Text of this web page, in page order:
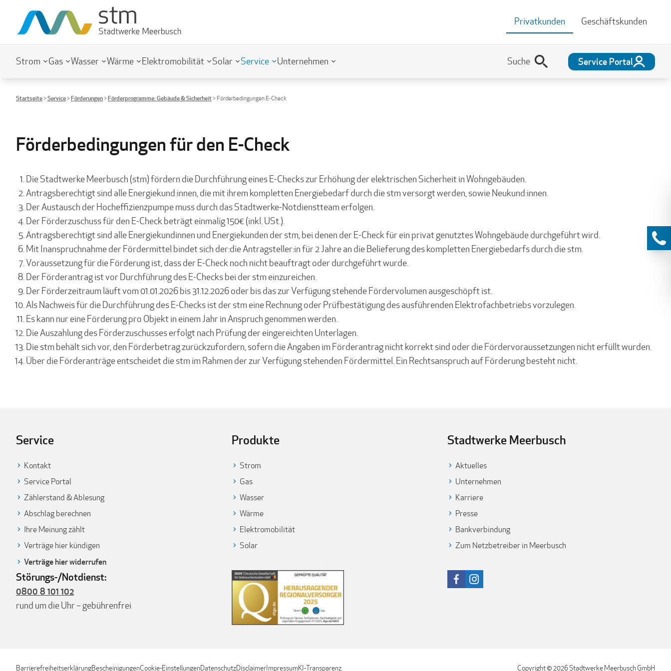
Privatkunden Geschäftskunden
Strom Gas Wasser Wärme Elektromobilität Solar Service Unternehmen Service Portal
Startseite>Service>Förderungen>Förderprogramme: Gebäude & Sicherheit> Förderbedingungen E-Check
Förderbedingungen für den E-Check
Die Stadtwerke Meerbusch (stm) fördern die Durchführung eines E-Checks zur Erhöhung der elektrischen Sicherheit in Wohngebäuden.
Antragsberechtigt sind alle Energiekund:innen, die mit ihrem kompletten Energiebedarf durch die stm versorgt werden, sowie Neukund:innen.
Der Austausch der Hocheffizienzpumpe muss durch das Stadtwerke-Notdienstteam erfolgen.
Der Förderzuschuss für den E-Check beträgt einmalig 150€ (inkl. USt.).
Antragsberechtigt sind alle Energiekundinnen und Energiekunden der stm, bei denen der E-Check für ein privat genutztes Wohngebäude durchgeführt wird.
Mit Inanspruchnahme der Fördermittel bindet sich der:die Antragsteller:in für 2 Jahre an die Belieferung des kompletten Energiebedarfs durch die stm.
Voraussetzung für die Förderung ist, dass der E-Check noch nicht beauftragt oder durchgeführt wurde.
Der Förderantrag ist vor Durchführung des E-Checks bei der stm einzureichen.
Der Förderzeitraum läuft vom 01.01.2026 bis 31.12.2026 oder bis das zur Verfügung stehende Fördervolumen ausgeschöpft ist.
Als Nachweis für die Durchführung des E-Checks ist der stm eine Rechnung oder Prüfbestätigung des ausführenden Elektrofachbetriebs vorzulegen.
Es kann nur eine Förderung pro Objekt in einem Jahr in Anspruch genommen werden.
Die Auszahlung des Förderzuschusses erfolgt nach Prüfung der eingereichten Unterlagen.
Die stm behält sich vor, den Förderbetrag zurückzufordern, sofern die Angaben im Förderantrag nicht korrekt sind oder die Fördervoraussetzungen nicht erfüllt wurden.
Über die Förderanträge entscheidet die stm im Rahmen der zur Verfügung stehenden Fördermittel. Ein Rechtsanspruch auf Förderung besteht nicht.
Service
Kontakt
Service Portal
Zählerstand & Ablesung
Abschlag berechnen
Ihre Meinung zählt
Verträge hier kündigen
Verträge hier widerrufen
Produkte
Strom
Gas
Wasser
Wärme
Elektromobilität
Solar
Stadtwerke Meerbusch
Aktuelles
Unternehmen
Karriere
Presse
Bankverbindung
Zum Netzbetreiber in Meerbusch
Störungs-/Notdienst:
0800 8 101 102
rund um die Uhr – gebührenfrei
BarrierefreiheitserklärungBescheinigungenCookie-EinstellungenDatenschutzDisclaimerImpressumKI-Transparenz Copyright © 2026 Stadtwerke Meerbusch GmbH